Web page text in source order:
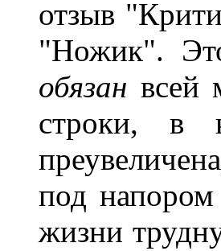
отзыв
"Ножик".
обязан всей
строки, в
под
жизни